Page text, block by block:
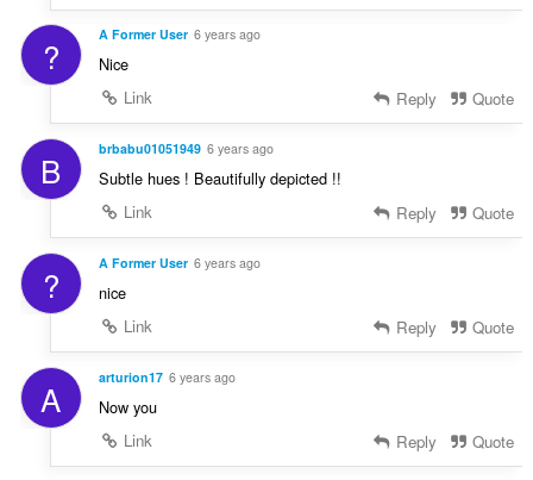
? A Former User 6 years ago
Nice
Link
Reply Quote
B brbabu01051949 6 years ago
Subtle hues ! Beautifully depicted !!
Link
Reply Quote
? A Former User 6 years ago
nice
Link
Reply Quote
A arturion17 6 years ago
Now you
Link
Reply Quote